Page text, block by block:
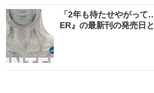
「2年も待たせやがっ
ER』の最新刊の発売日